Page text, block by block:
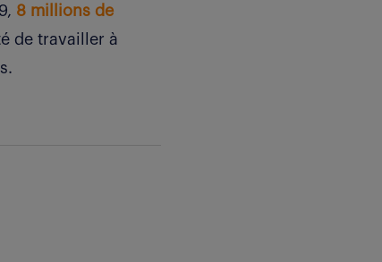
8 millions de
de travailler à